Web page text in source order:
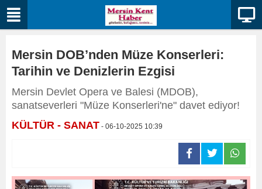
Mersin DOB’nden Müze Konserleri:
Tarihin ve Denizlerin Ezgisi
Mersin Devlet Opera ve Balesi (MDOB),
sanatseverleri "Müze Konserleri'ne" davet ediyor!
KÜLTÜR - SANAT - 06-10-2025 10:39